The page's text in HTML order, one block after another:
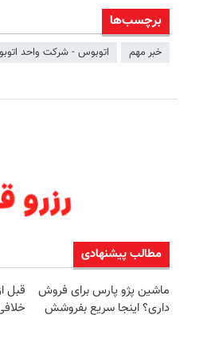
برچسب‌ها
خبر مهم اتوبوس - شرکت واحد
مطالب پیشنهادی
ماشین پژو پارس برای فروش
داری؟ اینجا سریع بفروشش
قبل